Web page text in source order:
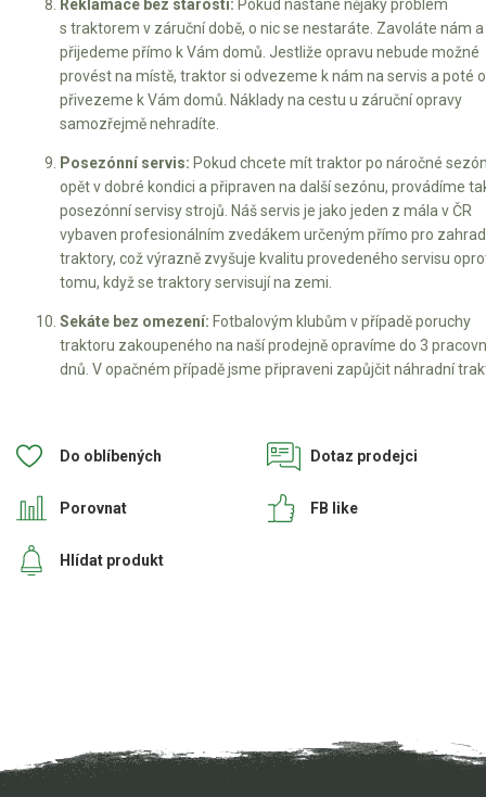
Reklamace bez starostí: Pokud nastane nějaký problém
s traktorem v záruční době, o nic se nestaráte. Zavoláte nám a
přijedeme přímo k Vám domů. Jestliže opravu nebude možné
provést na místě, traktor si odvezeme k nám na servis a poté
přivezeme k Vám domů. Náklady na cestu u záruční opravy
samozřejmě nehradíte.
Posezónní servis: Pokud chcete mít traktor po náročné
opět v dobré kondici a připraven na další sezónu, provádíme
posezónní servisy strojů. Náš servis je jako jeden z mála v ČR
vybaven profesionálním zvedákem určeným přímo pro
traktory, což výrazně zvyšuje kvalitu provedeného servisu
tomu, když se traktory servisují na zemi.
Sekáte bez omezení: Fotbalovým klubům v případě poruchy
traktoru zakoupeného na naší prodejně opravíme do 3
dnů. V opačném případě jsme připraveni zapůjčit náhradní
Do oblíbených
Porovnat
Dotaz prodejci
Hlídat produkt
FB like